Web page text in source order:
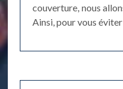
couverture, nous
Ainsi, pour vous